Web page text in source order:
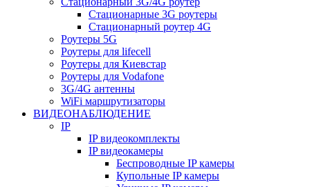
Стационарные 3G роутеры
Стационарный роутер 4G
Роутеры 5G
Роутеры для lifecell
Роутеры для Киевстар
Роутеры для Vodafone
3G/4G антенны
WiFi маршрутизаторы
ВИДЕОНАБЛЮДЕНИЕ
IP
IP видеокомплекты
IP видеокамеры
Беспроводные IP камеры
Купольные IP камеры